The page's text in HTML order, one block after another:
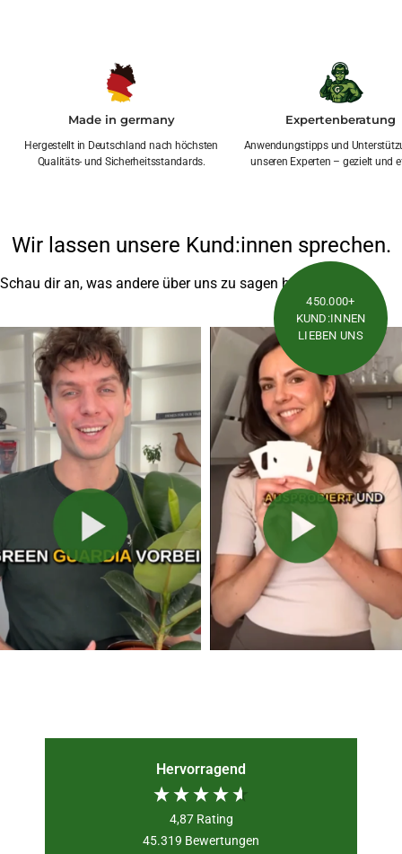
Made in germany
Hergestellt in Deutschland nach höchsten
Qualitäts- und Sicherheitsstandards.
Expertenberatung
Anwendungstipps und
unseren Experten – gezielt und
Wir lassen unsere Kund:innen sprechen.
Schau dir an, was andere über uns zu sagen haben
450.000+
KUND:INNEN
LIEBEN UNS
Hervorragend
4,87 Rating
45.319 Bewertungen